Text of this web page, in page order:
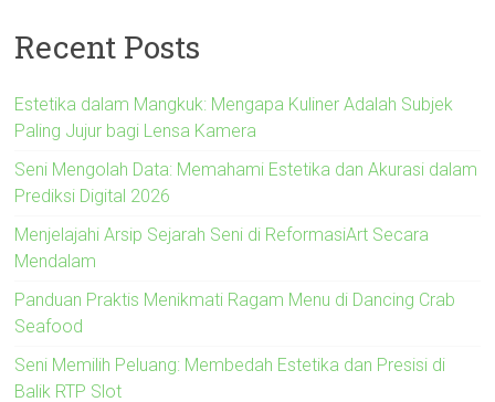
Recent Posts
Estetika dalam Mangkuk: Mengapa Kuliner Adalah Subjek
Paling Jujur bagi Lensa Kamera
Seni Mengolah Data: Memahami Estetika dan Akurasi dalam
Prediksi Digital 2026
Menjelajahi Arsip Sejarah Seni di ReformasiArt Secara
Mendalam
Panduan Praktis Menikmati Ragam Menu di Dancing Crab
Seafood
Seni Memilih Peluang: Membedah Estetika dan Presisi di
Balik RTP Slot